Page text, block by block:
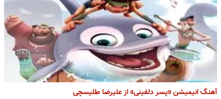
آهنگ انیمیشن «پسر دلفینی» از علیرضا طلیسچی